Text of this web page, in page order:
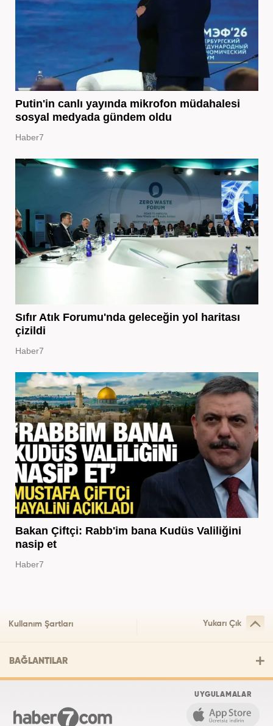
Putin'in canlı yayında mikrofon müdahalesi
sosyal medyada gündem oldu
Haber7
Sıfır Atık Forumu'nda geleceğin yol haritası
çizildi
Haber7
Bakan Çiftçi: Rabb'im bana Kudüs Valiliğini
nasip et
Haber7
Kullanım Şartları Yukarı Çık
BAĞLANTILAR
UYGULAMALAR